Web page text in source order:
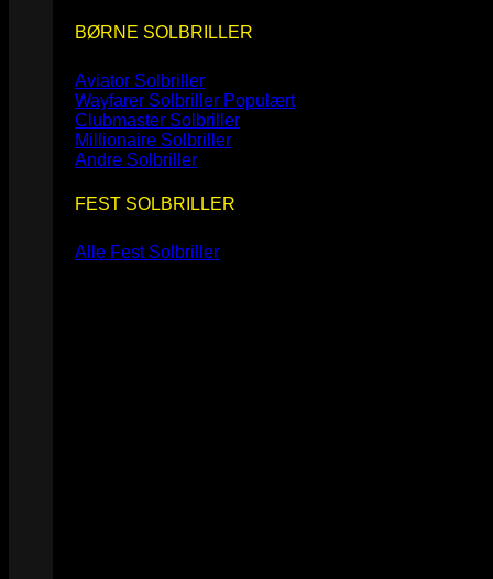
BØRNE SOLBRILLER
Aviator Solbriller
Wayfarer Solbriller
Clubmaster Solbriller
Millionaire Solbriller
Andre Solbriller
FEST SOLBRILLER
Alle Fest Solbriller